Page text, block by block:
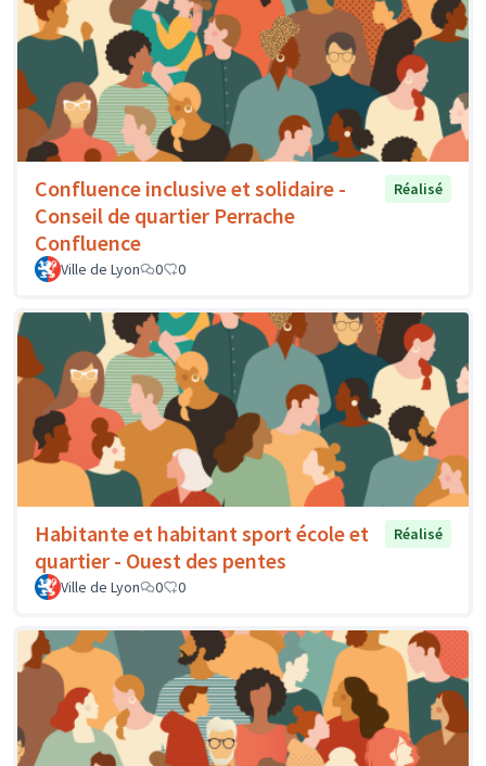
Confluence inclusive et solidaire -
Conseil de quartier Perrache
Confluence
Réalisé
Ville de Lyon 0 0
Habitante et habitant sport école et
quartier - Ouest des pentes
Réalisé
Ville de Lyon 0 0